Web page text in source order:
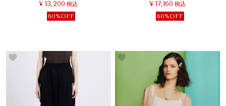
¥ 13,200 税込
60%OFF
¥17,160 税込
60%OFF